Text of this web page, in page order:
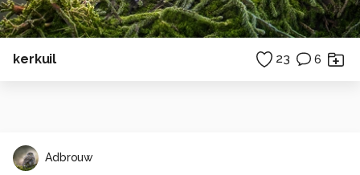
kerkuil 23 6
Adbrouw